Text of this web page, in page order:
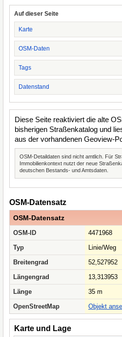
Auf dieser Seite
Karte
OSM-Daten
Tags
Datenstand
Diese Seite reaktiviert die alte
bisherigen Straßenkatalog und
aus der vorhandenen Geoview-
OSM-Detaildaten sind nicht amtlich. Für
Immobilienkontext nutzt der neue
deutschen Bestands- und Amtsdaten.
OSM-Datensatz
OSM-Datensatz
OSM-ID
4471968
Typ
Linie/Weg
Breitengrad
52,527952
Längengrad
13,313953
Länge
35 m
OpenStreetMap
Objekt
Karte und Lage